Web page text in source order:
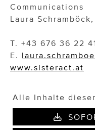
Communications
Laura Schramböck,
T. +43 676 36 22
E.
www.sisteract.at
Alle Inhalte